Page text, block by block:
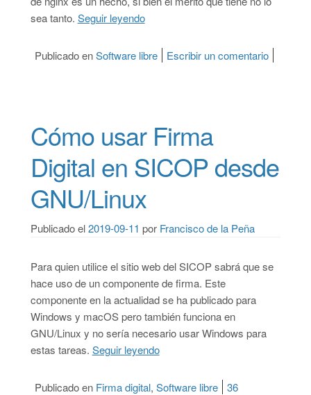
sea tanto. Seguir leyendo“El servidor HTTP de Apache no es
Publicado enSoftware libre Escribir un comentarioon El
Cómo usar Firma
Digital en SICOP desde
GNU/Linux
Publicado el2019-09-11 por Francisco de la Peña
Para quien utilice el sitio web del SICOP sabrá que se
hace uso de un componente de firma. Este
componente en la actualidad se ha publicado para
Windows y macOS pero también funciona en
GNU/Linux y no sería necesario usar Windows para
estas tareas. Seguir leyendo“Cómo usar Firma Digital en
Publicado en Firma digital, Software libre
36